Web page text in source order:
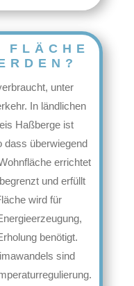
FLÄCHE
unter
In ländlichen
Haßberge ist
dass überwiegend
errichtet
und erfüllt
wird für
benötigt.
sind